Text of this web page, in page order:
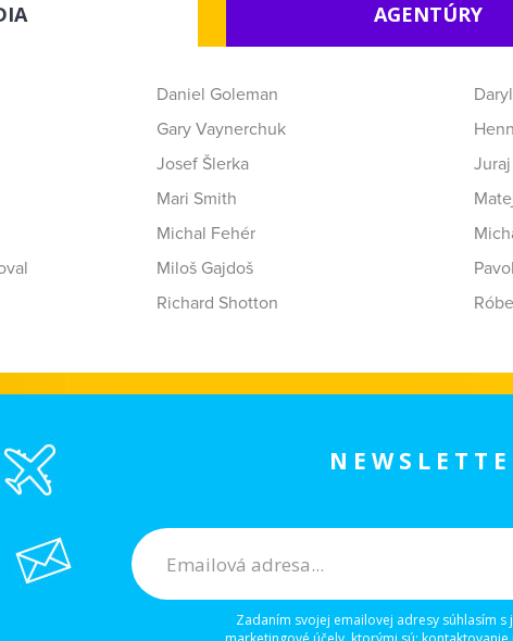
AGENTÚRY
Daniel Goleman
Gary Vaynerchuk
Josef Šlerka
Mari Smith
Michal Fehér
Miloš Gajdoš
Richard Shotton
Zadaním svojej emailovej adresy súhlasím s